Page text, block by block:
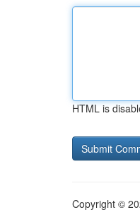
HTML is
Copyright ©